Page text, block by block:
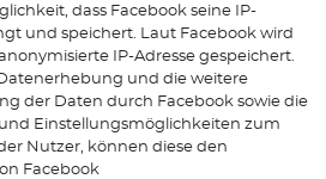
dass Facebook seine IP-
und speichert. Laut Facebook wird
IP-Adresse gespeichert.
und die weitere
der Daten durch Facebook sowie die
Einstellungsmöglichkeiten zum
Nutzer, können diese den
Facebook